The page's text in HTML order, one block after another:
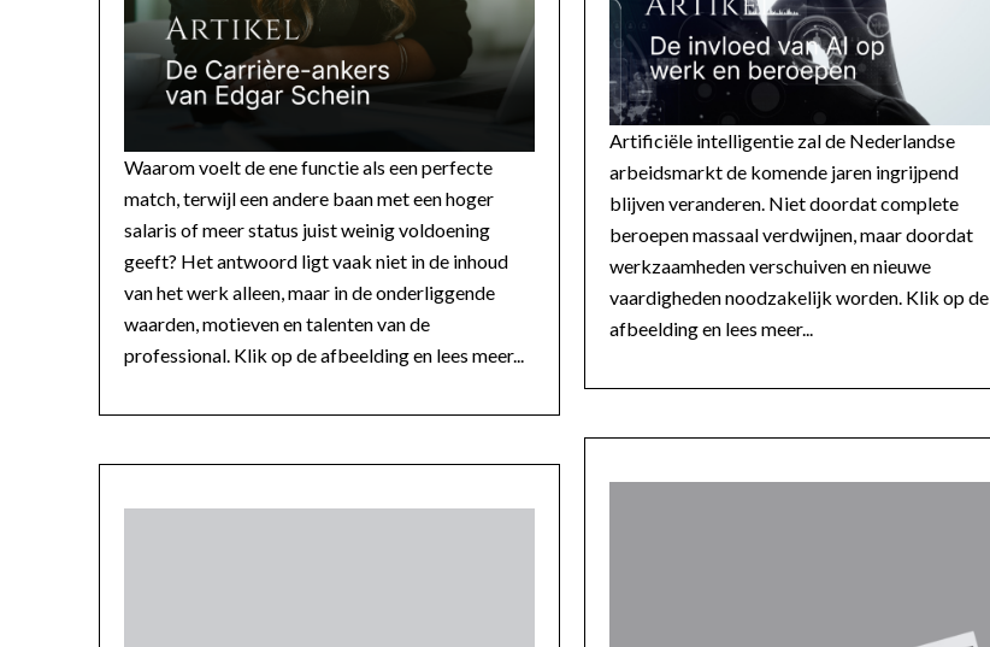
Waarom voelt de ene functie als een perfecte
match, terwijl een andere baan met een hoger
salaris of meer status juist weinig voldoening
geeft? Het antwoord ligt vaak niet in de inhoud
van het werk alleen, maar in de onderliggende
waarden, motieven en talenten van de
professional. Klik op de afbeelding en lees meer...
Artificiële intelligentie zal de Nederlandse
arbeidsmarkt de komende jaren ingrijpend
blijven veranderen. Niet doordat complete
beroepen massaal verdwijnen, maar doordat
werkzaamheden verschuiven en nieuwe
vaardigheden noodzakelijk worden. Klik op de
afbeelding en lees meer...